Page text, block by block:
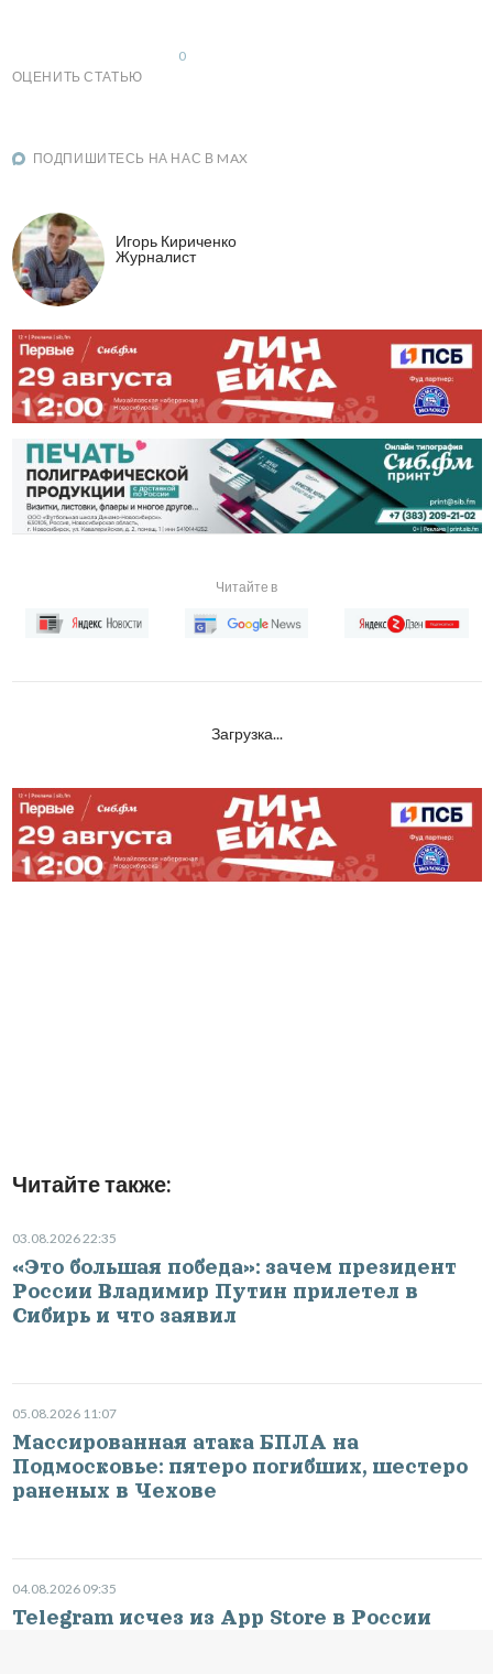
ОЦЕНИТЬ СТАТЬЮ
0
ПОДПИШИТЕСЬ НА НАС В MAX
Игорь Кириченко
Журналист
Читайте в
Загрузка...
Читайте также:
03.08.2026 22:35
«Это большая победа»: зачем президент
России Владимир Путин прилетел в
Сибирь и что заявил
05.08.2026 11:07
Массированная атака БПЛА на
Подмосковье: пятеро погибших, шестеро
раненых в Чехове
04.08.2026 09:35
Telegram исчез из App Store в России